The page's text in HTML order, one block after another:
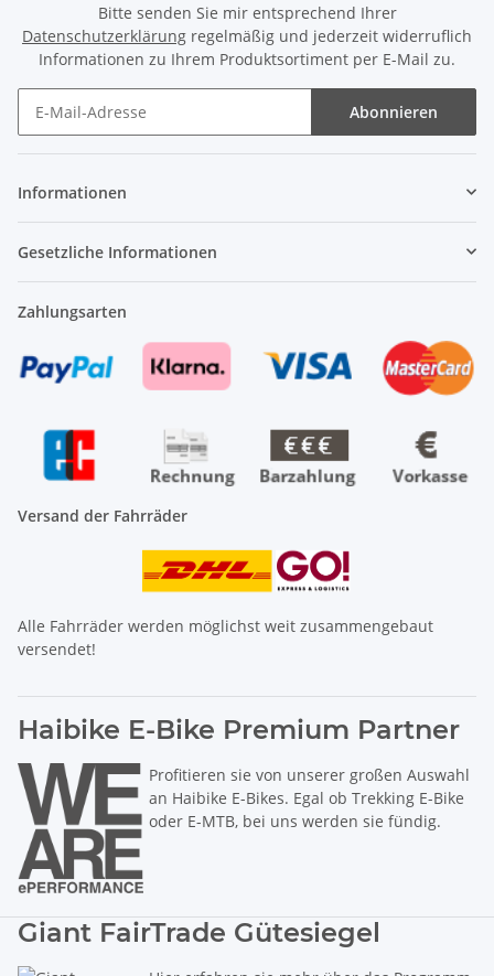
Bitte senden Sie mir entsprechend Ihrer
Datenschutzerklärung regelmäßig und jederzeit widerruflich
Informationen zu Ihrem Produktsortiment per E-Mail zu.
Abonnieren
Informationen
Gesetzliche Informationen
Zahlungsarten
Versand der Fahrräder
Alle Fahrräder werden möglichst weit zusammengebaut
versendet!
Haibike E-Bike Premium Partner
Profitieren sie von unserer großen Auswahl
an Haibike E-Bikes. Egal ob Trekking E-Bike
oder E-MTB, bei uns werden sie fündig.
Giant FairTrade Gütesiegel